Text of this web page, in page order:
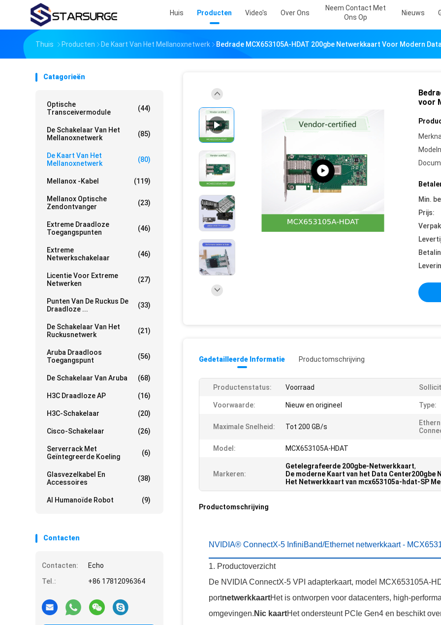
Huis Producten Video's Over Ons
Neem Contact Met
Ons Op
Nieuws
Thuis Producten De Kaart Van Het Mellanoxnetwerk Bedrade MCX653105A-HDAT 200gbe Netwerkkaart Voor Modern
Catagorieën
Optische
Transceivermodule
(44)
De Schakelaar Van Het
Mellanoxnetwerk
(85)
De Kaart Van Het
Mellanoxnetwerk
(80)
Mellanox -kabel (119)
Mellanox Optische
Zendontvanger
(23)
Extreme Draadloze
Toegangspunten
(46)
Extreme
Netwerkschakelaar
(46)
Licentie Voor Extreme
Netwerken
(27)
Punten Van De Ruckus De
Draadloze ...
(33)
De Schakelaar Van Het
Ruckusnetwerk
(21)
Aruba Draadloos
Toegangspunt
(56)
De Schakelaar Van Aruba (68)
H3C Draadloze AP (16)
H3C-Schakelaar (20)
Cisco-Schakelaar (26)
Serverrack Met
Geïntegreerde Koeling
(6)
Glasvezelkabel En
Accessoires
(38)
AI Humanoïde Robot (9)
Contacten
Contacten:
Echo
Tel.:
+86 17812096364
voor
Min.
Prijs:
Gedetailleerde Informatie Productomschrijving
Productenstatus: Voorraad
Voorwaarde: Nieuw en origineel Type:
Maximale Snelheid: Tot 200 GB/s
Model: MCX653105A-HDAT
Markeren:
Getelegrafeerde 200gbe-Netwerkkaart,
De moderne Kaart van het Data Center200gbe
Het Netwerkkaart van mcx653105a-hdat-SP
Productomschrijving
NVIDIA® ConnectX-5 InfiniBand/Ethernet netwerkkaart -
1. Productoverzicht
De NVIDIA ConnectX-5 VPI adapterkaart, model MCX653105A-
portnetwerkkaartHet is ontworpen voor datacenters, high-
omgevingen. Nic kaartHet ondersteunt PCIe Gen4 en beschikt